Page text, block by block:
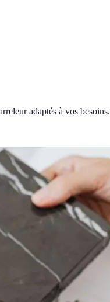
adaptés à vos besoins.